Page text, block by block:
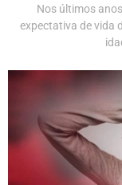
Nos últimos
expectativa de vida